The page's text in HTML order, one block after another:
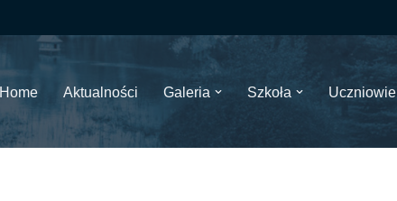
Home Aktualności Galeria Szkoła Uczniowie